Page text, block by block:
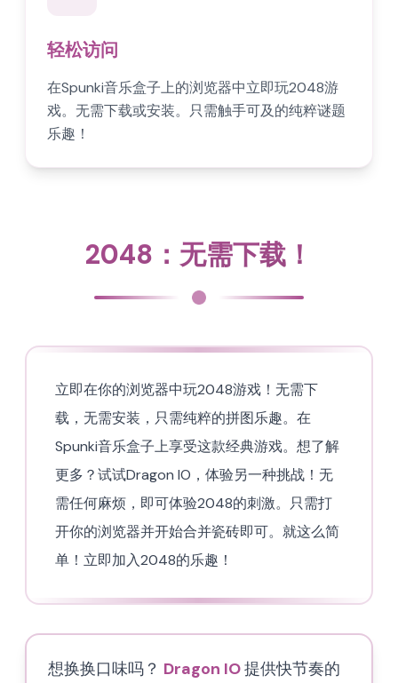
轻松访问
在Spunki音乐盒子上的浏览器中立即玩2048游
戏。无需下载或安装。只需触手可及的纯粹谜题
乐趣！
2048：无需下载！
立即在你的浏览器中玩2048游戏！无需下
载，无需安装，只需纯粹的拼图乐趣。在
Spunki音乐盒子上享受这款经典游戏。想了解
更多？试试Dragon IO，体验另一种挑战！无
需任何麻烦，即可体验2048的刺激。只需打
开你的浏览器并开始合并瓷砖即可。就这么简
单！立即加入2048的乐趣！
想换换口味吗？ Dragon IO提供快节奏的